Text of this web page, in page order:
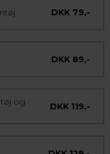
DKK 79,-
DKK 89,-
og
DKK 119,-